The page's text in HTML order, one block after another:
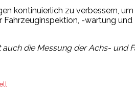
kontinuierlich zu verbessern,
-wartung
die Messung der Achs- und